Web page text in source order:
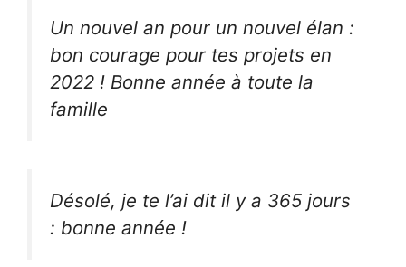
Un nouvel an pour un nouvel élan :
bon courage pour tes projets en
2022 ! Bonne année à toute la
famille
Désolé, je te l’ai dit il y a 365 jours
: bonne année !